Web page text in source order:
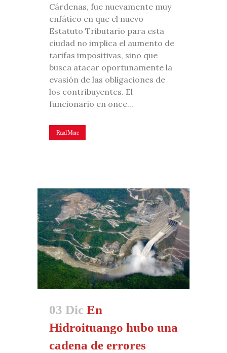
Cárdenas, fue nuevamente muy
enfático en que el nuevo
Estatuto Tributario para esta
ciudad no implica el aumento de
tarifas impositivas, sino que
busca atacar oportunamente la
evasión de las obligaciones de
los contribuyentes. El
funcionario en once...
Read More
03 Dic En
Hidroituango hubo una
cadena de errores